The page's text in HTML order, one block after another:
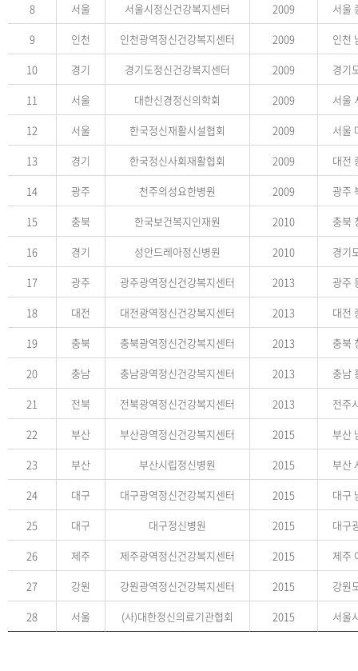
8
서울 서울시정신건강복지센터 2009
서울
9
인천 인천광역정신건강복지센터 2009
인천
10
경기 경기도정신건강복지센터 2009
경기
11
서울 대한신경정신의학회 2009
서울
12
서울 한국정신재활시설협회 2009
서울
13
경기 한국정신사회재활협회 2009
대전
14
광주 천주의성요한병원 2009
광주
15
충북 한국보건복지인재원 2010
충북
16
경기 성안드레아정신병원 2010
경기
17
광주 광주광역정신건강복지센터 2013
광주
18
대전 대전광역정신건강복지센터 2013
대전
19
충북 충북광역정신건강복지센터 2013
충북
20
충남 충남광역정신건강복지센터 2013
충남
21
전북 전북광역정신건강복지센터 2013
전주
22
부산 부산광역정신건강복지센터 2015
부산
23
부산 부산시립정신병원 2015
부산
24
대구 대구광역정신건강복지센터 2015
대구
25
대구 대구정신병원 2015
대구
26
제주 제주광역정신건강복지센터 2015
제주
27
강원 강원광역정신건강복지센터 2015
강원
28
서울 (사)대한정신의료기관협회 2015 서울